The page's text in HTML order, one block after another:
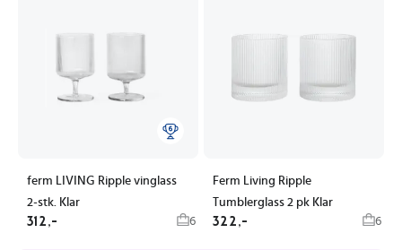
ferm LIVING Ripple vinglass
2-stk. Klar
312,- 6
Ferm Living Ripple
Tumblerglass 2 pk Klar
322,- 6